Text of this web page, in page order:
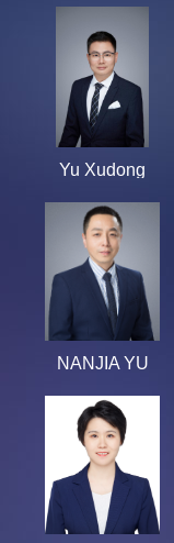
Yu Xudong
NANJIA YU